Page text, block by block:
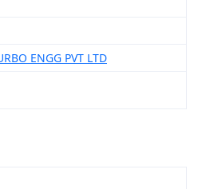
ENGG PVT LTD